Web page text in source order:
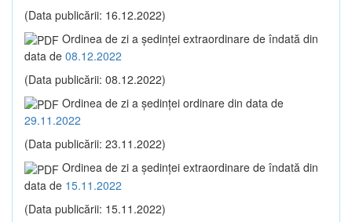
(Data publicării: 16.12.2022)
Ordinea de zi a şedinţei extraordinare de îndată din
data de 08.12.2022
(Data publicării: 08.12.2022)
Ordinea de zi a şedinţei ordinare din data de
29.11.2022
(Data publicării: 23.11.2022)
Ordinea de zi a şedinţei extraordinare de îndată din
data de 15.11.2022
(Data publicării: 15.11.2022)